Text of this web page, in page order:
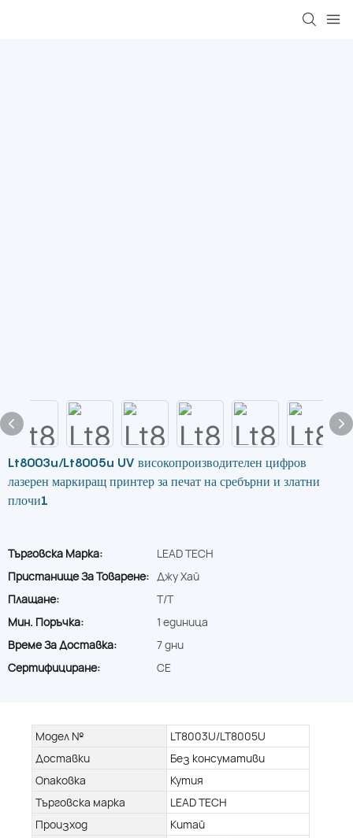
Lt8003u/Lt8005u UV високопроизводителен цифров
лазерен маркиращ принтер за печат на сребърни и златни
плочи1
Търговска Марка:
LEAD TECH
Пристанище За Товарене: Джу Хай
Плащане:
T/T
Мин. Поръчка:
1 единица
Време За Доставка:
7 дни
Сертифициране:
CE
Модел №
LT8003U/LT8005U
Доставки
Без консумативи
Опаковка
Кутия
Търговска марка
LEAD TECH
Произход
Китай